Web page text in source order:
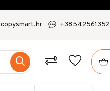
+38542561352